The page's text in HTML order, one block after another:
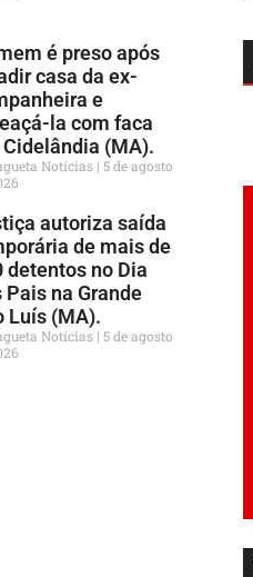
é preso após
casa da ex-
e
la com faca
(MA).
Notícias 5 de agosto
autoriza saída
de mais de
detentos no Dia
Pais na Grande
Luís (MA).
Notícias 5 de agosto